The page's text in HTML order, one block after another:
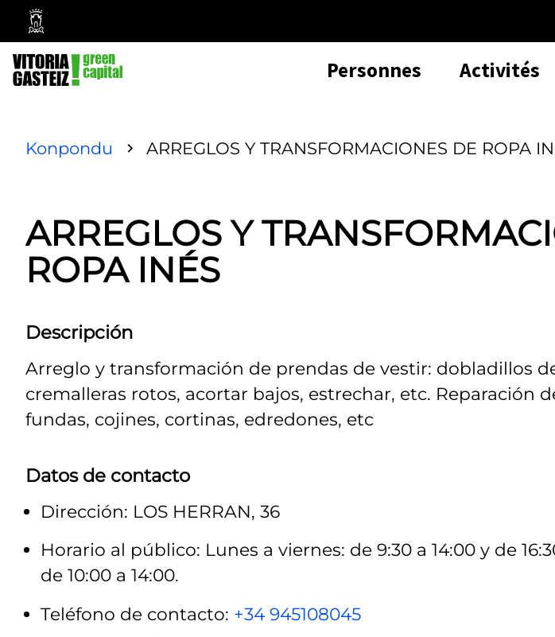
Mairie
de
Vitoria-
Gasteiz
Personnes Activités
Konpondu ARREGLOS Y TRANSFORMACIONES DE ROPA
ARREGLOS Y
ROPA INÉS
Descripción
Arreglo y transformación de prendas de vestir: dobladillos
cremalleras rotos, acortar bajos, estrechar, etc. Reparación
fundas, cojines, cortinas, edredones, etc
Datos de contacto
Dirección: LOS HERRAN, 36
Horario al público: Lunes a viernes: de 9:30 a 14:00 y de
de 10:00 a 14:00.
Teléfono de contacto: +34 945108045